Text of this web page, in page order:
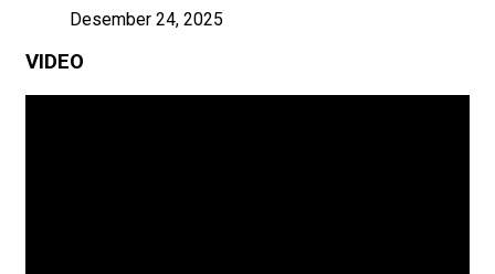
Desember 24, 2025
VIDEO